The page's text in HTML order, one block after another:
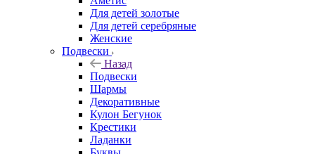
Для детей золотые
Для детей серебряные
Женские
Подвески
Назад
Подвески
Шармы
Декоративные
Кулон Бегунок
Крестики
Ладанки